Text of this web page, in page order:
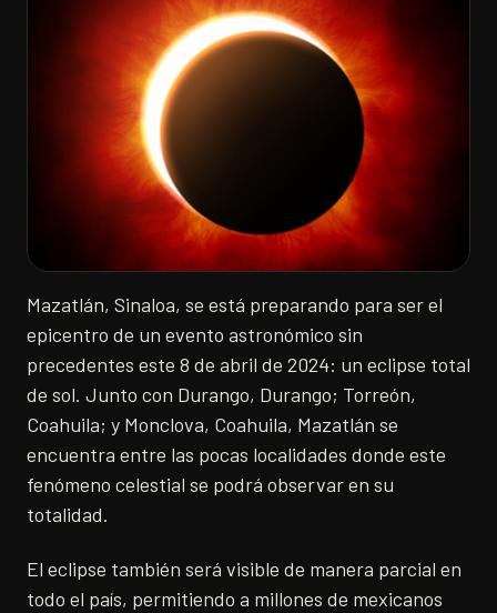
Mazatlán, Sinaloa, se está preparando para ser el
epicentro de un evento astronómico sin
precedentes este 8 de abril de 2024: un eclipse total
de sol. Junto con Durango, Durango; Torreón,
Coahuila; y Monclova, Coahuila, Mazatlán se
encuentra entre las pocas localidades donde este
fenómeno celestial se podrá observar en su
totalidad.
El eclipse también será visible de manera parcial en
todo el país, permitiendo a millones de mexicanos